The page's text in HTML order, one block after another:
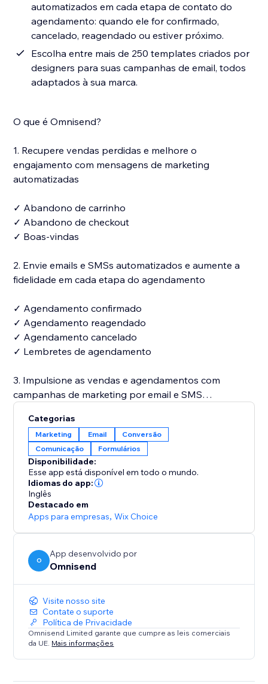
automatizados em cada etapa de contato do
agendamento: quando ele for confirmado,
cancelado, reagendado ou estiver próximo.
Escolha entre mais de 250 templates criados por
designers para suas campanhas de email, todos
adaptados à sua marca.
O que é Omnisend?
1. Recupere vendas perdidas e melhore o
engajamento com mensagens de marketing
automatizadas
✓ Abandono de carrinho
✓ Abandono de checkout
✓ Boas-vindas
2. Envie emails e SMSs automatizados e aumente a
fidelidade em cada etapa do agendamento
✓ Agendamento confirmado
✓ Agendamento reagendado
✓ Agendamento cancelado
✓ Lembretes de agendamento
3. Impulsione as vendas e agendamentos com
campanhas de marketing por email e SMS
✓ Mais de 250 templates de email personalizáveis
✓ Importação de contatos pronta para uso da sua
conta Wix
✓ Controle do horário de envio e atrasos
✓ Seu número para mensagens SMS
4. Aumente sua lista de assinantes de email e SMS
com formulários
✓ Coleta de assinantes com pop-ups e caixas de
assinatura
✓ Formulários de assinatura em momentos diferentes,
como quando um cliente está prestes a sair do site
✓ Templates de formulários personalizáveis
✓ Formulários compatíveis com consentimento de
marketing
Categorias
Marketing Email
Conversão
Comunicação
Formulários
Disponibilidade:
Esse app está disponível em todo o mundo.
Idiomas do app:
Inglês
Destacado em
Apps para empresas,Wix Choice
O
App desenvolvido por
Omnisend
Visite nosso site
Contate o suporte
Política de Privacidade
Omnisend Limited garante que cumpre as leis comerciais
da UE. Mais informações